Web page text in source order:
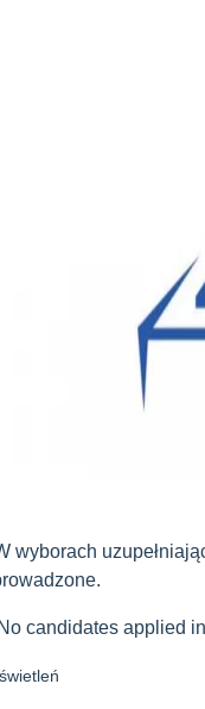
wyborach
No candidates applied